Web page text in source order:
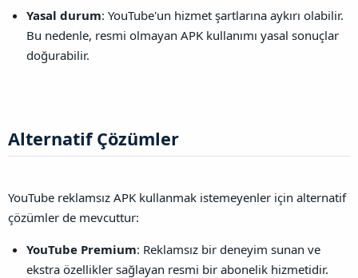
Yasal durum: YouTube'un hizmet şartlarına aykırı olabilir.
Bu nedenle, resmi olmayan APK kullanımı yasal sonuçlar
doğurabilir.
Alternatif Çözümler​
YouTube reklamsız APK kullanmak istemeyenler için alternatif
çözümler de mevcuttur:
YouTube Premium: Reklamsız bir deneyim sunan ve
ekstra özellikler sağlayan resmi bir abonelik hizmetidir.